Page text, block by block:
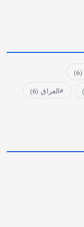
(6)
العراق (6)